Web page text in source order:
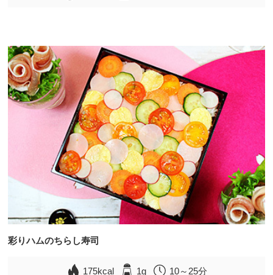
彩りハムのちらし寿司
175kcal 1g 10～25分